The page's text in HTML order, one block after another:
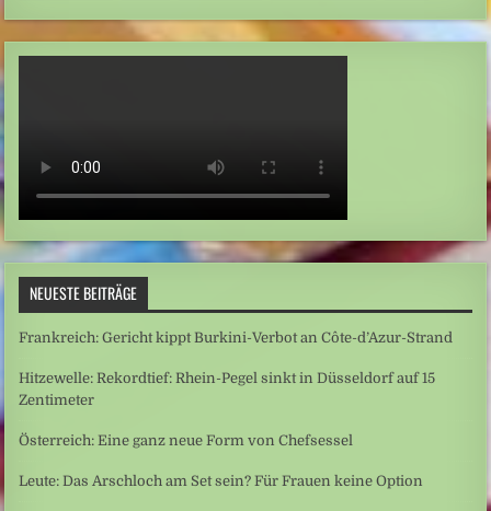
NEUESTE BEITRÄGE
Frankreich: Gericht kippt Burkini-Verbot an Côte-d’Azur-Strand
Hitzewelle: Rekordtief: Rhein-Pegel sinkt in Düsseldorf auf 15
Zentimeter
Österreich: Eine ganz neue Form von Chefsessel
Leute: Das Arschloch am Set sein? Für Frauen keine Option